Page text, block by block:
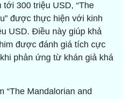
tới 300 triệu USD, “The
được thực hiện với kinh
USD. Điều này giúp khả
được đánh giá tích cực
phản ứng từ khán giả khá
“The Mandalorian and